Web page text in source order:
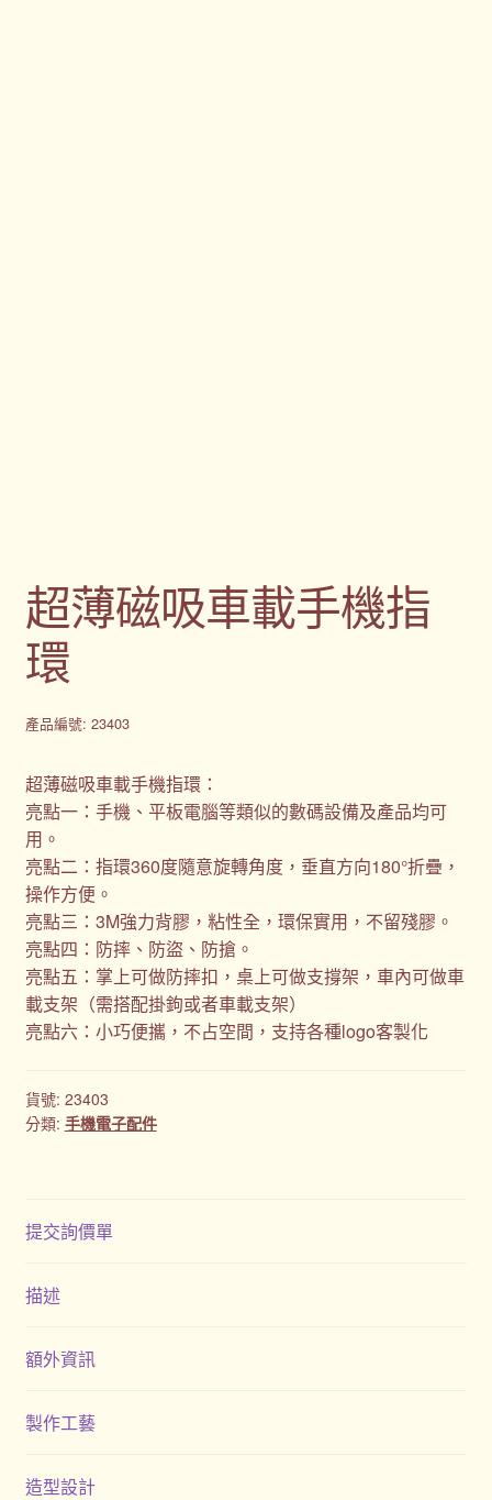
超薄磁吸車載手機指
環
產品編號: 23403
超薄磁吸車載手機指環：
亮點一：手機、平板電腦等類似的數碼設備及產品均可
用。
亮點二：指環360度隨意旋轉角度，垂直方向180°折疊，
操作方便。
亮點三：3M強力背膠，粘性全，環保實用，不留殘膠。
亮點四：防摔、防盜、防搶。
亮點五：掌上可做防摔扣，桌上可做支撐架，車內可做車
載支架（需搭配掛鉤或者車載支架）
亮點六：小巧便攜，不占空間，支持各種logo客製化
貨號: 23403
分類: 手機電子配件
提交詢價單
描述
額外資訊
製作工藝
造型設計